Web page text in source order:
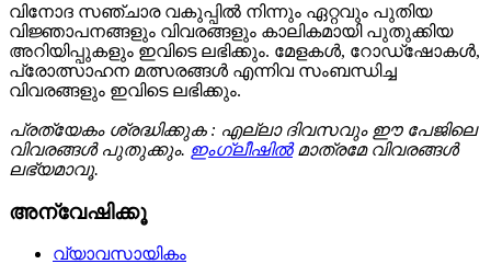
വിനോദ സഞ്ചാര വകുപ്പില്‍ നിന്നും ഏറ്റവും പുതിയ
വിജ്ഞാപനങ്ങളും വിവരങ്ങളും കാലികമായി പുതുക്കിയ
അറിയിപ്പുകളും ഇവിടെ ലഭിക്കും. മേളകള്‍, റോഡ്‌ഷോകള്‍,
പ്രോത്സാഹന മത്സരങ്ങള്‍ എന്നിവ സംബന്ധിച്ച
വിവരങ്ങളും ഇവിടെ ലഭിക്കും.
പ്രത്യേകം ശ്രദ്ധിക്കുക : എല്ലാ ദിവസവും ഈ പേജിലെ
വിവരങ്ങള്‍ പുതുക്കും. ഇംഗ്ലീഷില്‍മാത്രമേ വിവരങ്ങള്‍
ലഭ്യമാവൂ.
അന്വേഷിക്കൂ
വ്യാവസായികം